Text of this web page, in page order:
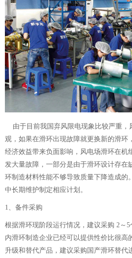
由于目前我国弃风限电现象比较严重，
观，如果在滑环出现故障就更换新的滑环
经济效益带来负面影响，风电场滑环在机
发大量故障，一部分是由于滑环设计存在
环制造材料性能不够导致质量下降造成的
中长期维护制定相应计划。
1、备件采购
根据滑环现阶段运行情况，建议采购 2～
内滑环制造企业已经可以提供性价比很高
升级和替代产品，建议采购国产滑环替代